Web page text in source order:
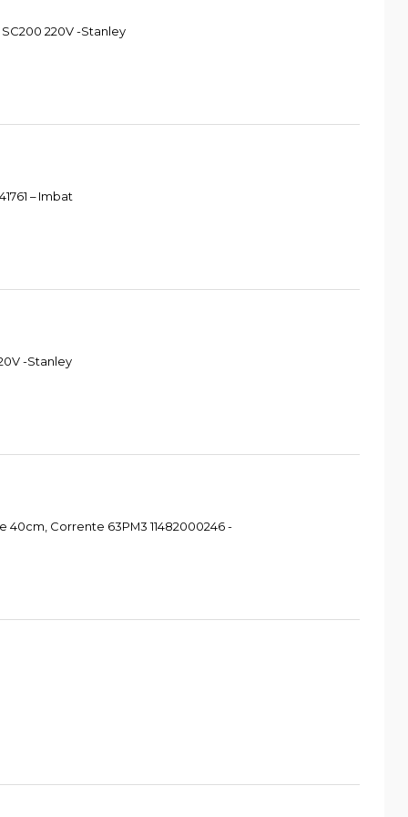
220V -Stanley
– Imbat
-Stanley
40cm, Corrente 63PM3 11482000246 -